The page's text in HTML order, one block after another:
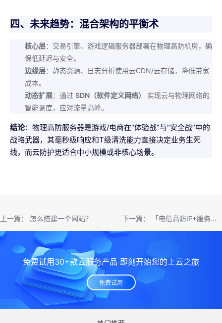
四、未来趋势：混合架构的平衡术
核心层：交易引擎、游戏逻辑服务器部署在物理高防机房，确
保低延迟与安全。
边缘层：静态资源、日志分析使用云CDN/云存储，降低带宽
成本。
动态扩展：通过 SDN（软件定义网络）
实现云与物理网络的
智能调度，应对流量高峰。
结论：物理高防服务器是游戏/电商在“体验战”与“安全战”中的
战略武器，其毫秒级响应和T级清洗能力直接决定业务生死
线，而云防护更适合中小规模或非核心场景。
上一篇： 怎么搭建一个网站？ 下一篇： 「电信高防IP+服务器租用套餐」- 弹性防御升级，按需付费更灵活
免费试用30+款云服务产品 即刻开始您的上云之旅
免费试用